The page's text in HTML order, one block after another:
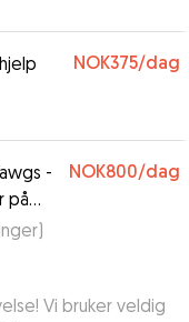
NOK375/dag
-
på
NOK800/dag
)
Vi bruker veldig